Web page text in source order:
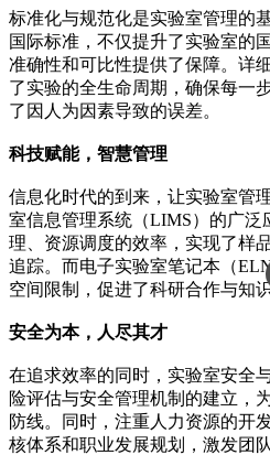
标准化与规范化是实验室管理的
国际标准，不仅提升了实验室的
准确性和可比性提供了保障。详
了实验的全生命周期，确保每一
了因人为因素导致的误差。
科技赋能，智慧管理
信息化时代的到来，让实验室管
室信息管理系统（LIMS）的广泛
理、资源调度的效率，实现了样
追踪。而电子实验室笔记本（
空间限制，促进了科研合作与知
安全为本，人尽其才
在追求效率的同时，实验室安全
险评估与安全管理机制的建立，
防线。同时，注重人力资源的开
核体系和职业发展规划，激发团